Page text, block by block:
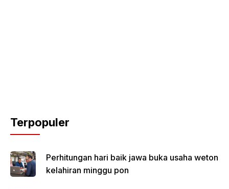
Terpopuler
Perhitungan hari baik jawa buka usaha weton
kelahiran minggu pon